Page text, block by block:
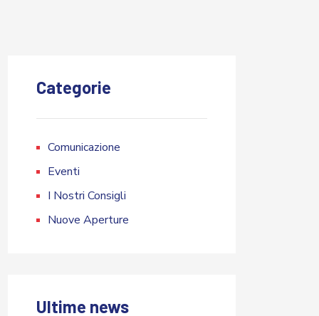
Categorie
Comunicazione
Eventi
I Nostri Consigli
Nuove Aperture
Ultime news